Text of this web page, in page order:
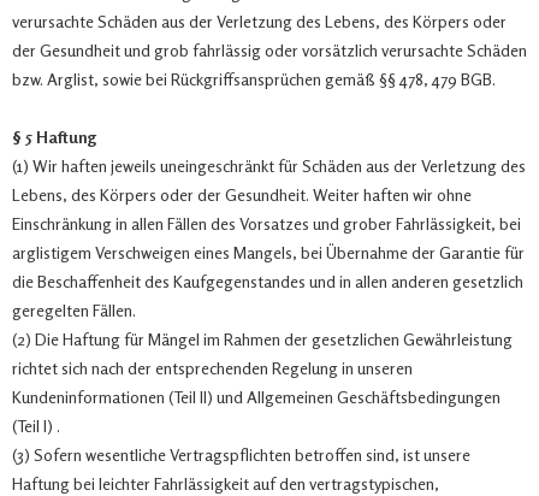
verursachte Schäden aus der Verletzung des Lebens, des Körpers oder
der Gesundheit und grob fahrlässig oder vorsätzlich verursachte Schäden
bzw. Arglist, sowie bei Rückgriffsansprüchen gemäß §§ 478, 479 BGB.
§ 5 Haftung
(1) Wir haften jeweils uneingeschränkt für Schäden aus der Verletzung des
Lebens, des Körpers oder der Gesundheit. Weiter haften wir ohne
Einschränkung in allen Fällen des Vorsatzes und grober Fahrlässigkeit, bei
arglistigem Verschweigen eines Mangels, bei Übernahme der Garantie für
die Beschaffenheit des Kaufgegenstandes und in allen anderen gesetzlich
geregelten Fällen.
(2) Die Haftung für Mängel im Rahmen der gesetzlichen Gewährleistung
richtet sich nach der entsprechenden Regelung in unseren
Kundeninformationen (Teil II) und Allgemeinen Geschäftsbedingungen
(Teil I) .
(3) Sofern wesentliche Vertragspflichten betroffen sind, ist unsere
Haftung bei leichter Fahrlässigkeit auf den vertragstypischen,